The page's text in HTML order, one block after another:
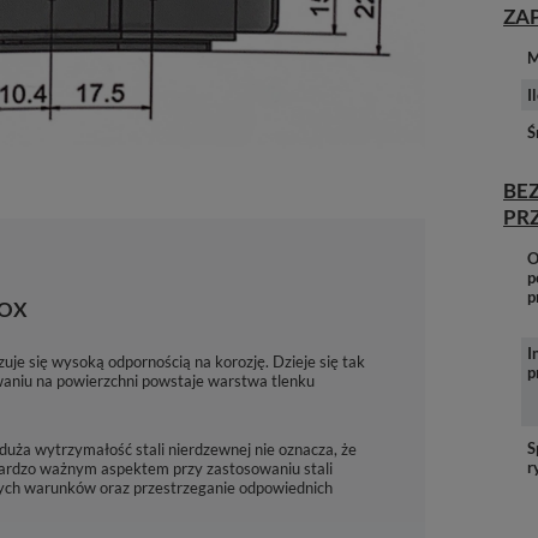
się wysoką odpornością na korozję. Dzieje się tak
na powierzchni powstaje warstwa tlenku
wytrzymałość stali nierdzewnej nie oznacza, że
ważnym aspektem przy zastosowaniu stali
warunków oraz przestrzeganie odpowiednich